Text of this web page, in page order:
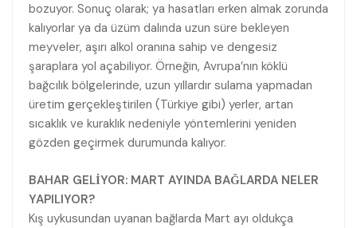
bozuyor. Sonuç olarak; ya hasatları erken almak zorunda
kalıyorlar ya da üzüm dalında uzun süre bekleyen
meyveler, aşırı alkol oranına sahip ve dengesiz
şaraplara yol açabiliyor. Örneğin, Avrupa’nın köklü
bağcılık bölgelerinde, uzun yıllardır sulama yapmadan
üretim gerçekleştirilen (Türkiye gibi) yerler, artan
sıcaklık ve kuraklık nedeniyle yöntemlerini yeniden
gözden geçirmek durumunda kalıyor.
BAHAR GELİYOR: MART AYINDA BAĞLARDA NELER
YAPILIYOR?
Kış uykusundan uyanan bağlarda Mart ayı oldukça